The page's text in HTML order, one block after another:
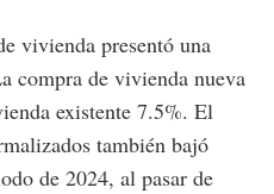
vivienda presentó una
compra de vivienda nueva
existente 7.5%. El
también bajó
de 2024, al pasar de